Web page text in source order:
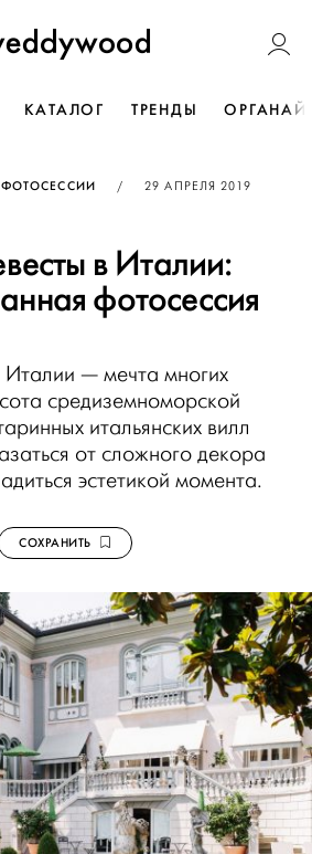
Weddywood
КАТАЛОГ ТРЕНДЫ
/ ОПУБЛИКОВАНО
29 АПРЕЛЯ 2019
в Италии:
фотосессия
— мечта многих
средиземноморской
итальянских вилл
от сложного декора
эстетикой момента.
СОХРАНИТЬ